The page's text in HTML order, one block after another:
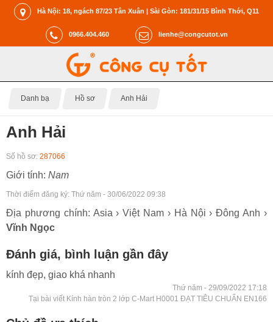
Hà Nội: 18, ngách 87/23 Tân Xuân | Sài Gòn: 181/31/15 Bình Thới, Q11
0966.404.460 lienhe@congcutot.vn
Danh bạ Hồ sơ Anh Hải
Anh Hải
Số hồ sơ: 287066
Giới tính: Nam
Thời điểm đăng ký: Thứ năm - 30/06/2022 09:38
Địa phương chính: Asia › Việt Nam › Hà Nội › Đông Anh ›
Vĩnh Ngọc
Đánh giá, bình luận gần đây
kính đẹp, giao khá nhanh
Thứ năm - 29/09/2022 17:18
Tại bài viết Kính hàn tròn 2 lớp C-Mart H0001 ĐẠT TIÊU CHUẨN EN166